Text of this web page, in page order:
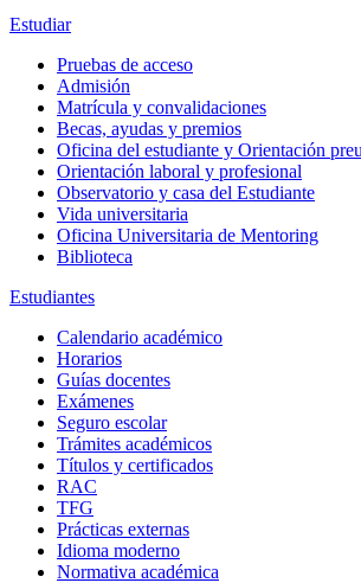
Estudiar
Pruebas de acceso
Admisión
Matrícula y convalidaciones
Becas, ayudas y premios
Oficina del estudiante y Orientación
Orientación laboral y profesional
Observatorio y casa del Estudiante
Vida universitaria
Oficina Universitaria de Mentoring
Biblioteca
Estudiantes
Calendario académico
Horarios
Guías docentes
Exámenes
Seguro escolar
Trámites académicos
Títulos y certificados
RAC
TFG
Prácticas externas
Idioma moderno
Normativa académica